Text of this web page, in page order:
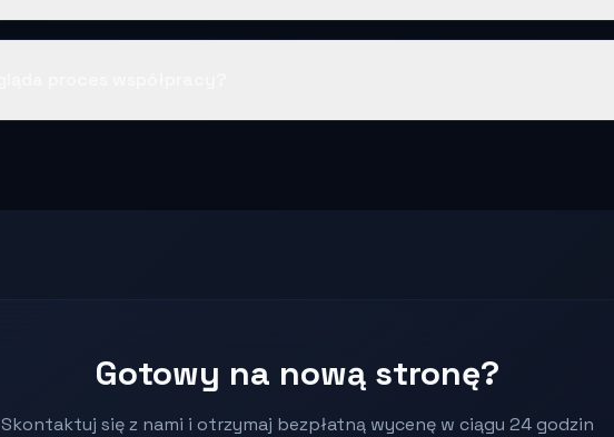
Gotowy na nową stronę?
Skontaktuj się z nami i otrzymaj bezpłatną wycenę w ciągu 24 godzin